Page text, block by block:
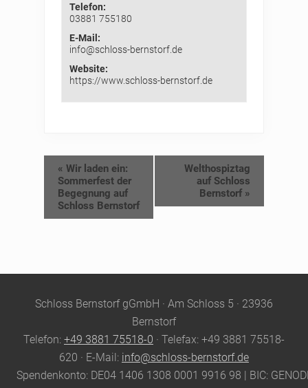
Telefon:
03881 755180
E-Mail:
info@schloss-bernstorf.de
Website:
https://www.schloss-bernstorf.de
« Wir laden ein:
Sommerfest der
Begegnung auf
Schloss Bernstorf
Welthospiztag
auf Schloss
Bernstorf »
SiteSchloss Bernstorf gGmbH · Am Schloss 5 · 23936
Bernstorf
Telefon: +49 3881 75518-0 · Telefax: +49 3881 75518-
620 · E-Mail: info@schloss-bernstorf.de
Spendenkonto: DE04 1406 1308 0001 9916 98 | BIC: